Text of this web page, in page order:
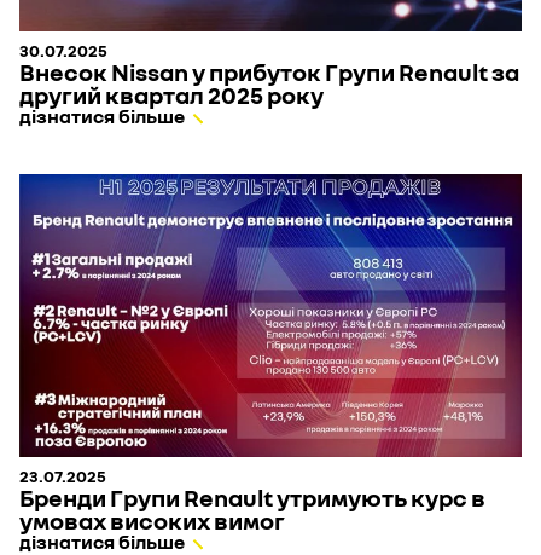
30.07.2025
Внесок Nissan у прибуток Групи Renault за
другий квартал 2025 року
дізнатися більше
23.07.2025
Бренди Групи Renault утримують курс в
умовах високих вимог
дізнатися більше